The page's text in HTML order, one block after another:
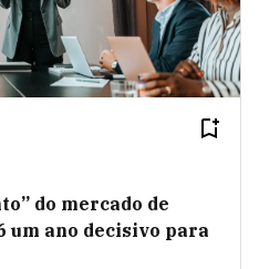
do mercado de
ano decisivo para